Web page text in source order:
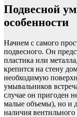
Подвесной
особенности
Начнем с самого
подвесного. Он
пластика или
крепится на стену
необходимую
умывальников
случае он пригоден
малые объемы), но и
наличия